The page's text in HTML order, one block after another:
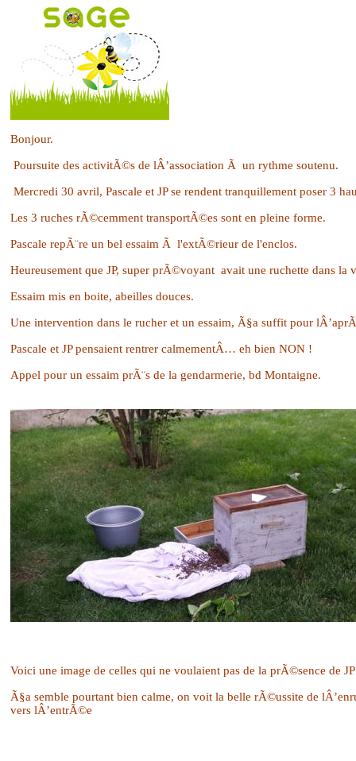
Bonjour.
Poursuite des activitÃ©s de lÂ’association Ã un rythme soutenu.
Mercredi 30 avril, Pascale et JP se rendent tranquillement poser 3
Les 3 ruches rÃ©cemment transportÃ©es sont en pleine forme.
Pascale repÃ¨re un bel essaim Ã l'extÃ©rieur de l'enclos.
Heureusement que JP, super prÃ©voyant avait une ruchette dans la
Essaim mis en boite, abeilles douces.
Une intervention dans le rucher et un essaim, Ã§a suffit pour
Pascale et JP pensaient rentrer calmementÂ… eh bien NON !
Appel pour un essaim prÃ¨s de la gendarmerie, bd Montaigne.
Voici une image de celles qui ne voulaient pas de la prÃ©sence de
Ã§a semble pourtant bien calme, on voit la belle rÃ©ussite de
vers lÂ’entrÃ©e